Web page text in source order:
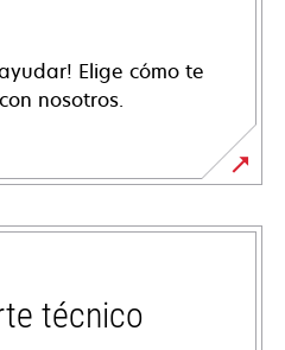
Elige cómo te
nosotros.
técnico